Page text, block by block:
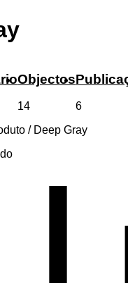
Objectos
14 6
/ Deep Gray